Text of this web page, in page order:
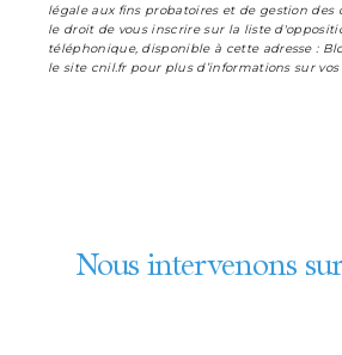
légale aux fins probatoires et de gestion des
le droit de vous inscrire sur la liste
téléphonique, disponible à cette adresse :
le site cnil.fr pour plus d’informations sur
Nous intervenons